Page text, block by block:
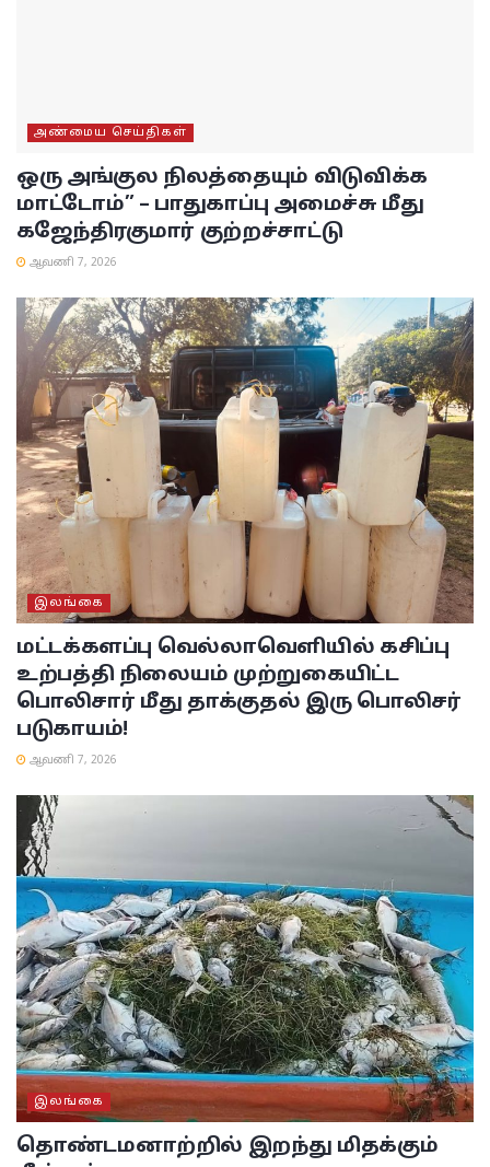
அண்மைய செய்திகள்
ஒரு அங்குல நிலத்தையும் விடுவிக்க
மாட்டோம்” – பாதுகாப்பு அமைச்சு மீது
கஜேந்திரகுமார் குற்றச்சாட்டு
ஆவணி 7, 2026
இலங்கை
மட்டக்களப்பு வெல்லாவெளியில் கசிப்பு
உற்பத்தி நிலையம் முற்றுகையிட்ட
பொலிசார் மீது தாக்குதல் இரு பொலிசர்
படுகாயம்!
ஆவணி 7, 2026
இலங்கை
தொண்டமனாற்றில் இறந்து மிதக்கும்